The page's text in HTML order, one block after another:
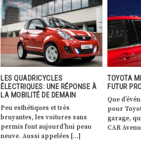
TOYOTA MIRAI: LA VOITURE D’UN
FUTUR PROPRE
Que d’événements marquants
pour Toyota Bertrange… Le
garage, qui a intégré le groupe
CAR Avenue […]
LA
PUBLICS,
ASSURÉE
CONTRE-
Si l’on
« petite